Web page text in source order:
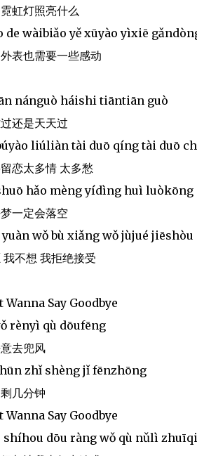
虹灯照亮什么
de wàibiǎo yě xūyào yìxiē
表也需要一些感动
nánguò háishi tiāntiān guò
还是天天过
liúliàn tài duō qíng tài duō
恋太多情 太多愁
hǎo mèng yídìng huì luòkōng
一定会落空
yuàn wǒ bù xiǎng wǒ jùjué jiēshòu
我不想 我拒绝接受
Wanna Say Goodbye
rènyì qù dōufēng
去兜风
zhǐ shèng jǐ fēnzhōng
几分钟
Wanna Say Goodbye
shíhou dōu ràng wǒ qù nǔlì